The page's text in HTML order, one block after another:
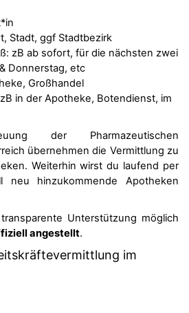
Stadt, ggf Stadtbezirk
zB ab sofort, für die nächsten zwei
Donnerstag, etc
Großhandel
in der Apotheke, Botendienst, im
der Pharmazeutischen
übernehmen die Vermittlung zu
Weiterhin wirst du laufend per
neu hinzukommende Apotheken
Unterstützung möglich
angestellt.
im